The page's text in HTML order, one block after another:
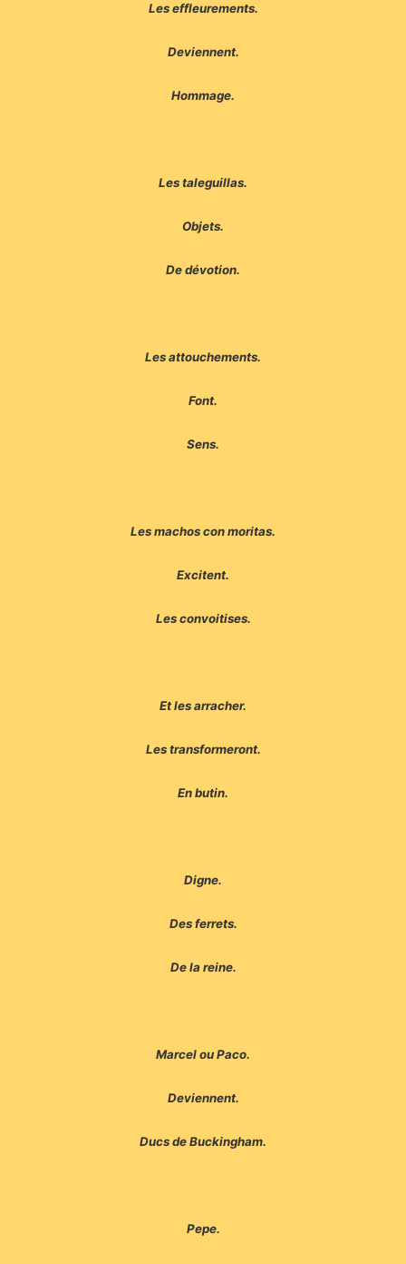
Les effleurements.
Deviennent.
Hommage.
Les taleguillas.
Objets.
De dévotion.
Les attouchements.
Font.
Sens.
Les machos con moritas.
Excitent.
Les convoitises.
Et les arracher.
Les transformeront.
En butin.
Digne.
Des ferrets.
De la reine.
Marcel ou Paco.
Deviennent.
Ducs de Buckingham.
Pepe.